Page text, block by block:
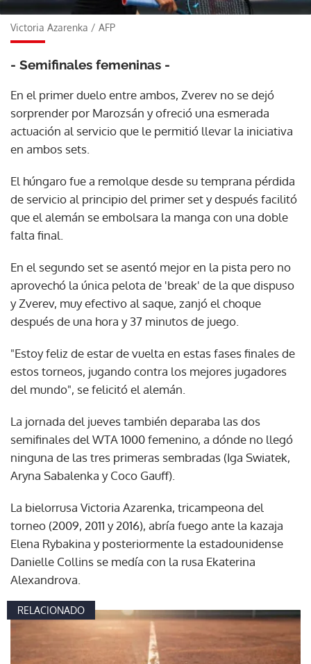
Victoria Azarenka / AFP
- Semifinales femeninas -
En el primer duelo entre ambos, Zverev no se dejó
sorprender por Marozsán y ofreció una esmerada
actuación al servicio que le permitió llevar la iniciativa
en ambos sets.
El húngaro fue a remolque desde su temprana pérdida
de servicio al principio del primer set y después facilitó
que el alemán se embolsara la manga con una doble
falta final.
En el segundo set se asentó mejor en la pista pero no
aprovechó la única pelota de 'break' de la que dispuso
y Zverev, muy efectivo al saque, zanjó el choque
después de una hora y 37 minutos de juego.
"Estoy feliz de estar de vuelta en estas fases finales de
estos torneos, jugando contra los mejores jugadores
del mundo", se felicitó el alemán.
La jornada del jueves también deparaba las dos
semifinales del WTA 1000 femenino, a dónde no llegó
ninguna de las tres primeras sembradas (Iga Swiatek,
Aryna Sabalenka y Coco Gauff).
La bielorrusa Victoria Azarenka, tricampeona del
torneo (2009, 2011 y 2016), abría fuego ante la kazaja
Elena Rybakina y posteriormente la estadounidense
Danielle Collins se medía con la rusa Ekaterina
Alexandrova.
RELACIONADO